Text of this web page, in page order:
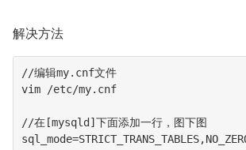
解决方法
//编辑my.cnf文件
vim /etc/my.cnf
//在[mysqld]下面添加一行，图下图